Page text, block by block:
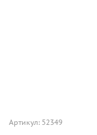
Артикул: 52349